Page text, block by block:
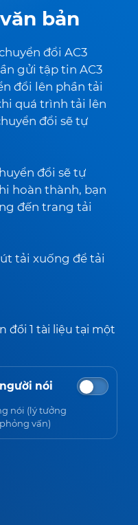
bản
đổi AC3
gửi tập tin AC3
đổi lên phần tải
quá trình tải lên
đổi sẽ tự
đổi sẽ tự
hoàn thành, bạn
đến trang tải
tải xuống để tải
đổi 1 tài liệu tại một
nói
nói (lý tưởng
vấn)